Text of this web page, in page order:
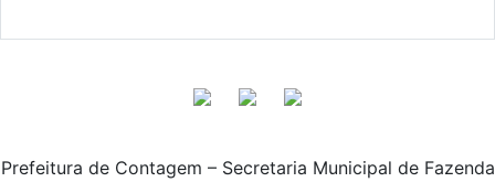
Prefeitura de Contagem – Secretaria Municipal de Fazenda